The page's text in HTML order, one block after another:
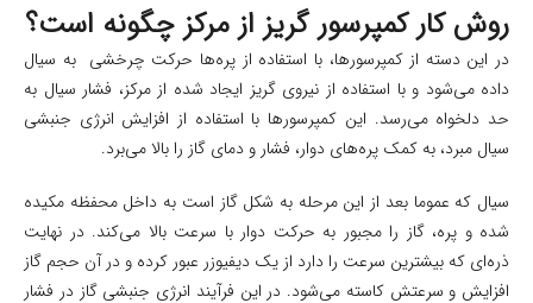
روش کار کمپرسور گریز از مرکز چگونه است؟
در این دسته از کمپرسورها، با استفاده از پره‌ها حرکت چرخشی به سیال
داده می‌شود و با استفاده از نیروی گریز ایجاد شده از مرکز، فشار سیال به
حد دلخواه می‌رسد. این کمپرسورها با استفاده از افزایش انرژی جنبشی
سیال مبرد، به کمک پره‌های دوار، فشار و دمای گاز را بالا می‌برد.
سیال که عموما بعد از این مرحله به شکل گاز است به داخل محفظه مکیده
شده و پره، گاز را مجبور به حرکت دوار با سرعت بالا می‌کند. در نهایت
ذره‌ای که بیشترین سرعت را دارد از یک دیفیوزر عبور کرده و در آن حجم گاز
افزایش و سرعتش کاسته می‌شود. در این فرآیند انرژی جنبشی گاز در فشار